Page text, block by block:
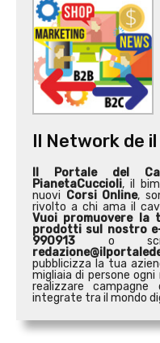
Il Network de
Il Portale del
PianetaCuccioli, il
nuovi Corsi Online,
rivolto a chi ama il
Vuoi promuovere
prodotti sul nostro
990913 o
pubblicizza la tua
migliaia di persone
realizzare
integrate tra il mondo